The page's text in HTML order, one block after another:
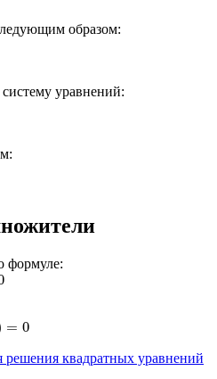
образом:
уравнений:
формуле:
решения квадратных уравнений